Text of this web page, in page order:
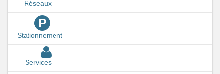
Réseaux
P
Stationnement
Services